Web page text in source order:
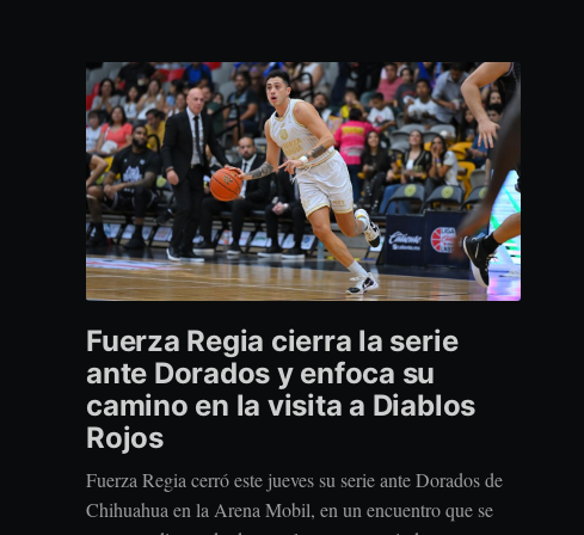
Fuerza Regia cierra la serie
ante Dorados y enfoca su
camino en la visita a Diablos
Rojos
Fuerza Regia cerró este jueves su serie ante Dorados de
Chihuahua en la Arena Mobil, en un encuentro que se